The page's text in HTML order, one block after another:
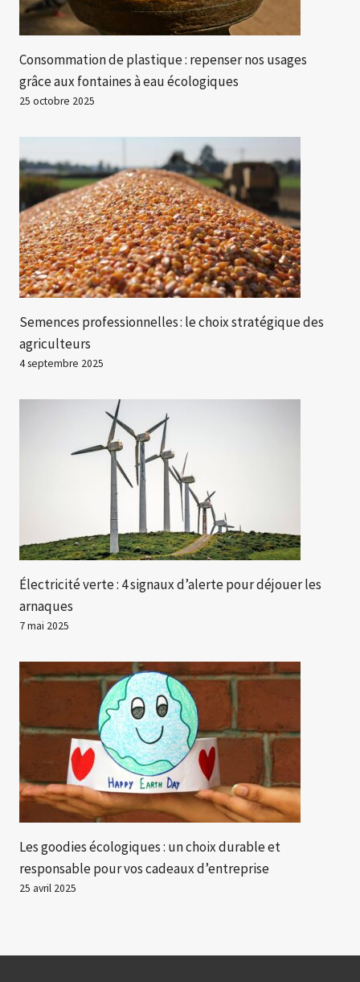
Consommation de plastique : repenser nos usages
grâce aux fontaines à eau écologiques
25 octobre 2025
Semences professionnelles : le choix stratégique des
agriculteurs
4 septembre 2025
Électricité verte : 4 signaux d’alerte pour déjouer les
arnaques
7 mai 2025
Les goodies écologiques : un choix durable et
responsable pour vos cadeaux d’entreprise
25 avril 2025